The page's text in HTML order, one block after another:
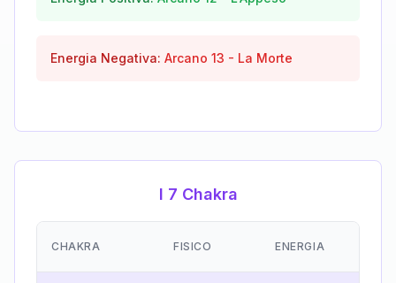
Energia Negativa: Arcano 13 - La Morte
I 7 Chakra
CHAKRA FISICO ENERGIA